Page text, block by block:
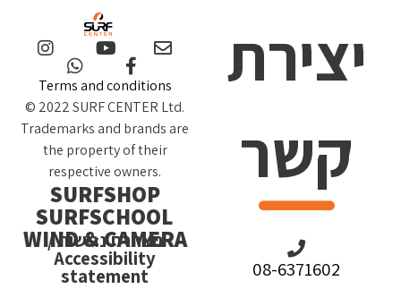
יצירת
קשר
08-6371602
Terms and conditions
© 2022 SURF CENTER Ltd.
Trademarks and brands are
the property of their
respective owners.
SURFSHOP
SURFSCHOOL
WIND & CAMERA
הצהרת נגישות /
Accessibility
statement